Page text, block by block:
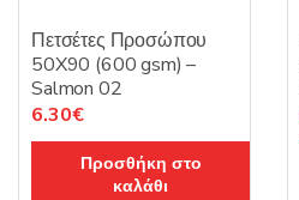
Πετσέτες Προσώπου
50X90 (600 gsm) –
Salmon 02
6.30€
Προσθήκη στο
καλάθι